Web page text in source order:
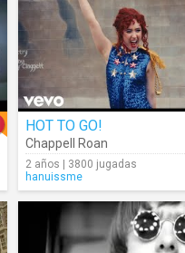
HOT TO GO!
Chappell Roan
2 años | 3800 jugadas
hanuissme